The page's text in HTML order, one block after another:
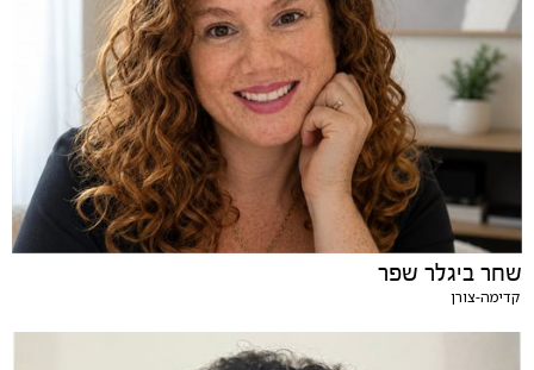
שחר ביגלר שפר
קדימה-צורן